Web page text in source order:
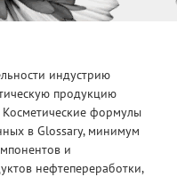
индустрию
продукцию
Косметические формулы
в Glossary, минимум
и
нефтепереработки,